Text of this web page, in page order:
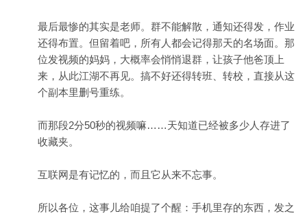
最后最惨的其实是老师。群不能解散，通知还得发，作业
还得布置。但留着吧，所有人都会记得那天的名场面。那
位发视频的妈妈，大概率会悄悄退群，让孩子他爸顶上
来，从此江湖不再见。搞不好还得转班、转校，直接从这
个副本里删号重练。
而那段2分50秒的视频嘛……天知道已经被多少人存进了
收藏夹。
互联网是有记忆的，而且它从来不忘事。
所以各位，这事儿给咱提了个醒：手机里存的东西，发之